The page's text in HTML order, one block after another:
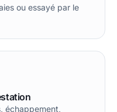
ou essayé par le
échappement,